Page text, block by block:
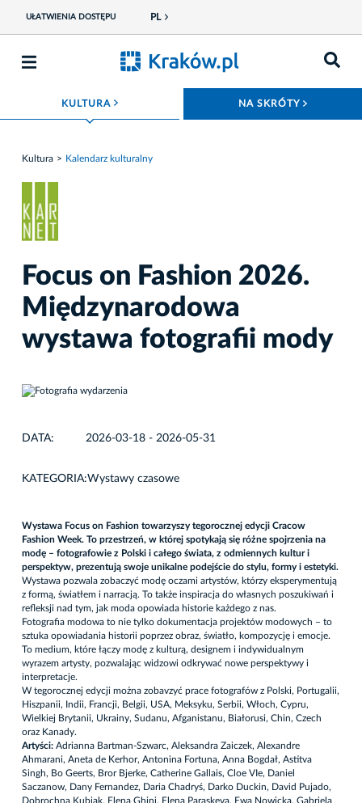
UŁATWIENIA DOSTĘPU PL
KULTURA ROZWIŃ MENU NA SKRÓTY
Kultura Kalendarz kulturalny
Focus on Fashion 2026.
Międzynarodowa
wystawa fotografii mody
DATA: 2026-03-18 - 2026-05-31
KATEGORIA:Wystawy czasowe
Wystawa Focus on Fashion towarzyszy tegorocznej edycji Cracow
Fashion Week. To przestrzeń, w której spotykają się różne spojrzenia na
modę – fotografowie z Polski i całego świata, z odmiennych kultur i
perspektyw, prezentują swoje unikalne podejście do stylu, formy i estetyki.
Wystawa pozwala zobaczyć modę oczami artystów, którzy eksperymentują
z formą, światłem i narracją. To także inspiracja do własnych poszukiwań i
refleksji nad tym, jak moda opowiada historie każdego z nas.
Fotografia modowa to nie tylko dokumentacja projektów modowych – to
sztuka opowiadania historii poprzez obraz, światło, kompozycję i emocje.
To medium, które łączy modę z kulturą, designem i indywidualnym
wyrazem artysty, pozwalając widzowi odkrywać nowe perspektywy i
interpretacje.
W tegorocznej edycji można zobavzyć prace fotografów z Polski, Portugalii,
Hiszpanii, Indii, Francji, Belgii, USA, Meksyku, Serbii, Włoch, Cypru,
Wielkiej Brytanii, Ukrainy, Sudanu, Afganistanu, Białorusi, Chin, Czech
oraz Kanady.
Artyści: Adrianna Bartman-Szwarc, Aleksandra Zaiczek, Alexandre
Ahmarani, Aneta de Kerhor, Antonina Fortuna, Anna Bogdał, Astitva
Singh, Bo Geerts, Bror Bjerke, Catherine Gallais, Cloe VIe, Daniel
Saczanow, Dany Fernandez, Daria Chadryś, Darko Duckin, David Pujado,
Dobrochna Kubiak, Elena Ghini, Elena Paraskeva, Ewa Nowicka, Gabriela